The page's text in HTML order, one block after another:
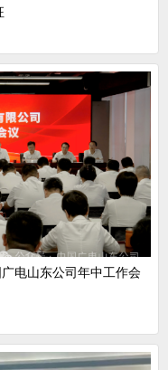
电山东公司年中工作会